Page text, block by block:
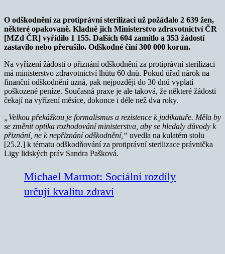
O odškodnění za protiprávní sterilizaci už požádalo 2 639 žen,
některé opakovaně. Kladně jich Ministerstvo zdravotnictví ČR
[MZd ČR] vyřídilo 1 155. Dalších 604 zamítlo a 353 žádostí
zastavilo nebo přerušilo. Odškodné činí 300 000 korun.
Na vyřízení žádosti o přiznání odškodnění za protiprávní sterilizaci
má ministerstvo zdravotnictví lhůtu 60 dnů. Pokud úřad nárok na
finanční odškodnění uzná, pak nejpozději do 30 dnů vyplatí
poškozené peníze. Současná praxe je ale taková, že některé žádosti
čekají na vyřízení měsíce, dokonce i déle než dva roky.
„Velkou překážkou je formalismus a rezistence k judikatuře. Měla by
se změnit optika rozhodování ministerstva, aby se hledaly důvody k
přiznání, ne k nepřiznání odškodnění,“ uvedla na kulatém stolu
[25.2.] k tématu odškodňování za protiprávní sterilizace právnička
Ligy lidských práv Sandra Pašková.
Michael Marmot: Sociální rozdíly
určují kvalitu zdraví